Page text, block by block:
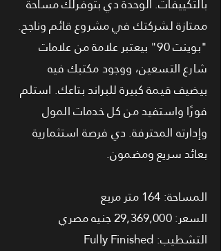
بالتكييفات. الوحدة دي بتوفرلك مساحة
ممتازة لشركتك في مشروع قائم وناجح.
"بوينت 90" بيعتبر علامة من علامات
شارع التسعين، ووجود مكتبك فيه
بيضيف قيمة كبيرة للبراند بتاعك. استلم
فورًا واستفيد من كل خدمات المول
وإدارته المحترفة. دي فرصة استثمارية
بعائد سريع ومضمون.
المساحة: 164 متر مربع
السعر: 29,369,000 جنيه مصري
التشطيب: Fully Finished